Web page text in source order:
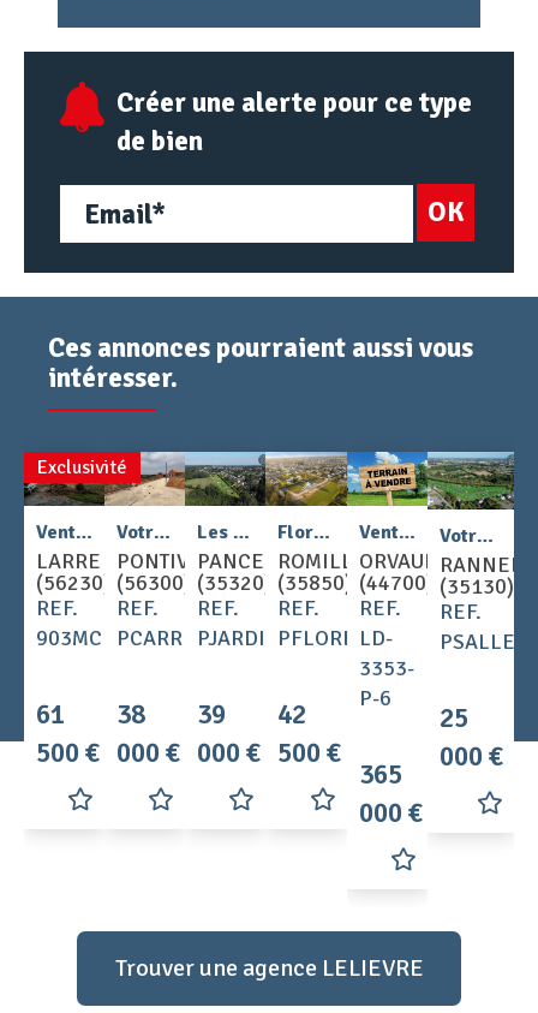
email
URL
Créer une alerte pour ce type
de bien
OK
Ces annonces pourraient aussi vous
intéresser.
Exclusivité
Vente - Terrain
LARRE
(56230)
REF.
903MC
61
500 €
Votre terrain à 40 minutes au Nord de Lorient
PONTIVY
(56300)
REF.
PCARREPONTIVY
38
000 €
Les Jardins du Semnon au Sud de Rennes
PANCE
(35320)
REF.
PJARDINSEMNON
39
000 €
Florescence à moins de 20 km de Rennes
ROMILLE
(35850)
REF.
PFLORESCEN
42
500 €
Vente - Terrain
ORVAULT
(44700)
REF.
LD-
3353-
P-6
365
000 €
Votre terrain dans un cadre verdoyant à 30 minutes de Rennes.
RANNEE
(35130)
REF.
25
000 €
Trouver une agence LELIEVRE